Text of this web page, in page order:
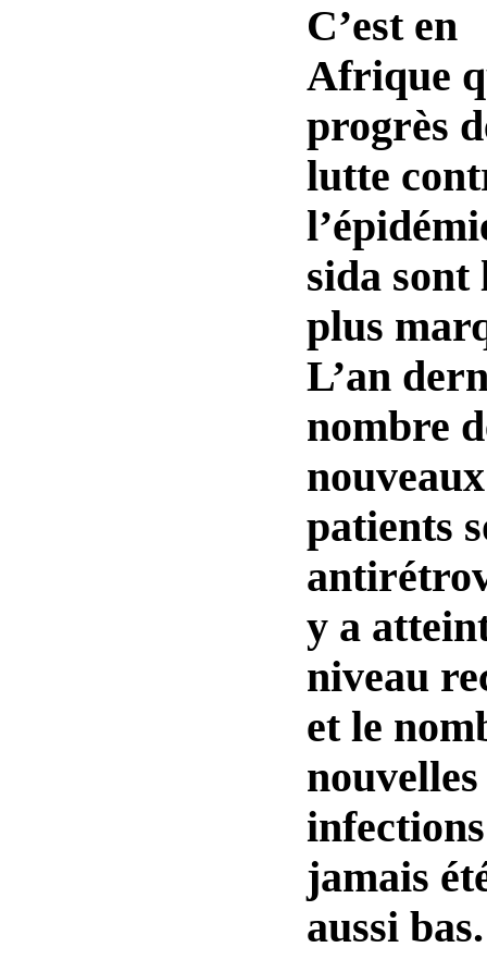
C’est en
Afrique
progrès
lutte
sida sont
plus
L’an
nombre
nouveaux
patients
y a
niveau
et le
nouvelles
jamais
aussi bas.